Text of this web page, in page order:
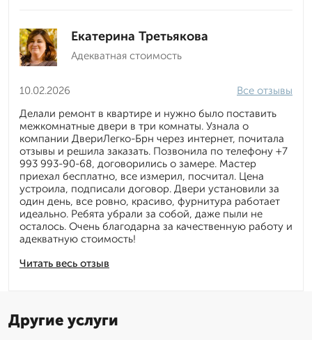
Екатерина Третьякова
Адекватная стоимость
10.02.2026
Читать весь отзыв
Все отзывы
Делали ремонт в квартире и нужно было поставить
межкомнатные двери в три комнаты. Узнала о
компании ДвериЛегко-Брн через интернет, почитала
отзывы и решила заказать. Позвонила по телефону +7
993 993-90-68, договорились о замере. Мастер
приехал бесплатно, все измерил, посчитал. Цена
устроила, подписали договор. Двери установили за
один день, все ровно, красиво, фурнитура работает
идеально. Ребята убрали за собой, даже пыли не
осталось. Очень благодарна за качественную работу и
адекватную стоимость!
Другие услуги